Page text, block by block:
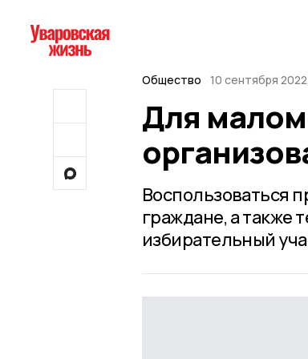
Общество 10 сентября
Для
Воспользоваться
граждане, а также
избирательный